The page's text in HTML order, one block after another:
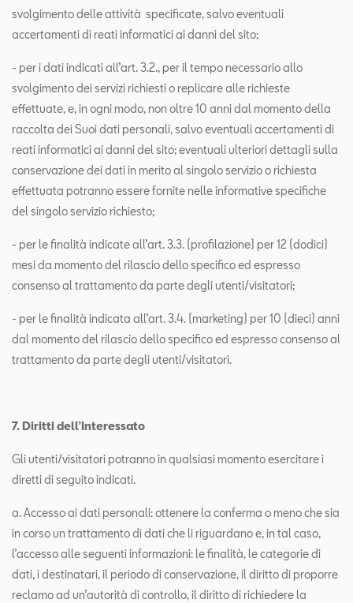
svolgimento delle attività specificate, salvo eventuali
accertamenti di reati informatici ai danni del sito;
- per i dati indicati all’art. 3.2., per il tempo necessario allo
svolgimento dei servizi richiesti o replicare alle richieste
effettuate, e, in ogni modo, non oltre 10 anni dal momento della
raccolta dei Suoi dati personali, salvo eventuali accertamenti di
reati informatici ai danni del sito; eventuali ulteriori dettagli sulla
conservazione dei dati in merito al singolo servizio o richiesta
effettuata potranno essere fornite nelle informative specifiche
del singolo servizio richiesto;
- per le finalità indicate all’art. 3.3. (profilazione) per 12 (dodici)
mesi da momento del rilascio dello specifico ed espresso
consenso al trattamento da parte degli utenti/visitatori;
- per le finalità indicata all’art. 3.4. (marketing) per 10 (dieci) anni
dal momento del rilascio dello specifico ed espresso consenso al
trattamento da parte degli utenti/visitatori.
7. Diritti dell’Interessato
Gli utenti/visitatori potranno in qualsiasi momento esercitare i
diretti di seguito indicati.
a. Accesso ai dati personali: ottenere la conferma o meno che sia
in corso un trattamento di dati che li riguardano e, in tal caso,
l’accesso alle seguenti informazioni: le finalità, le categorie di
dati, i destinatari, il periodo di conservazione, il diritto di proporre
reclamo ad un’autorità di controllo, il diritto di richiedere la